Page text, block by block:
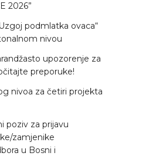
2026”
podmlatka ovaca“
nivou
upozorenje za
preporuke!
nivoa za četiri projekta
poziv za prijavu
zamjenike
u Bosni i